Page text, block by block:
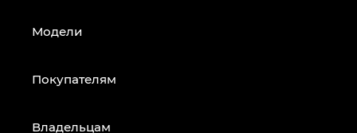
Модели
Покупателям
Владельцам